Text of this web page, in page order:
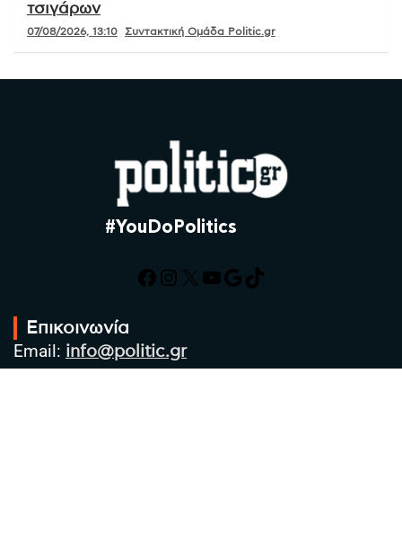
τσιγάρων
07/08/2026, 13:10 Συντακτική Ομάδα Politic.gr
#YouDoPolitics
Facebook
Instagram
X YouTube
Google
TikTok
Επικοινωνία
Email: info@politic.gr
Τηλ: